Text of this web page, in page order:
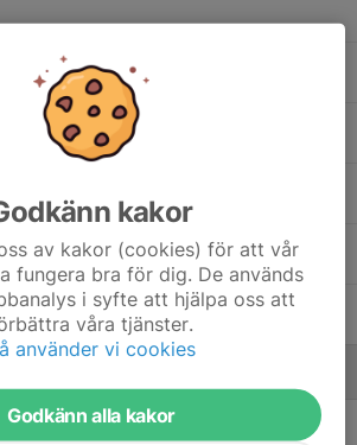
Olovsson
Ledare
kakor
av kakor (cookies) för att vår
fungera bra för dig. De används
i syfte att hjälpa oss att
våra tjänster.
använder vi cookies
Godkänn alla kakor